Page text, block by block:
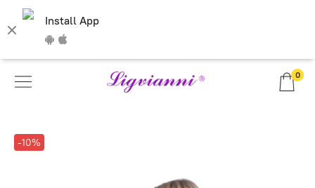
Install App
0
-10%